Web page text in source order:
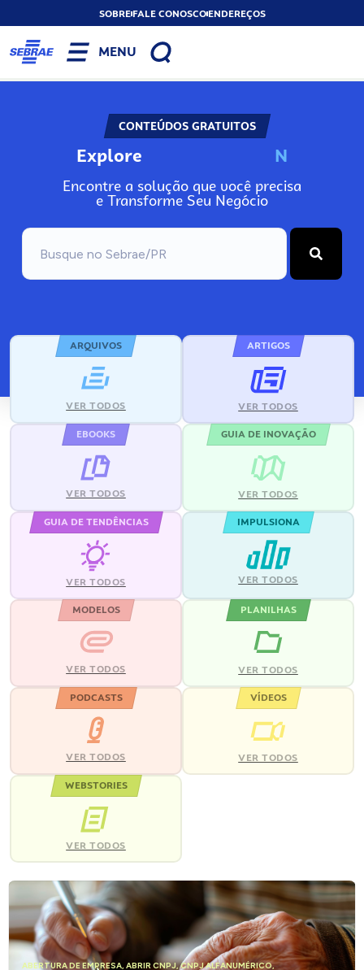
SOBREFALE CONOSCOENDEREÇOS
MENU
CONTEÚDOS GRATUITOS
Explore N
Encontre a solução que você precisa
e Transforme Seu Negócio
ARQUIVOS
VER TODOS
ARTIGOS
VER TODOS
EBOOKS
VER TODOS
GUIA DE INOVAÇÃO
VER TODOS
GUIA DE TENDÊNCIAS
VER TODOS
IMPULSIONA
VER TODOS
MODELOS
VER TODOS
PLANILHAS
VER TODOS
PODCASTS
VER TODOS
VÍDEOS
VER TODOS
WEBSTORIES
VER TODOS
ABERTURA DE EMPRESA, ABRIR CNPJ,CNPJ ALFANUMÉRICO,